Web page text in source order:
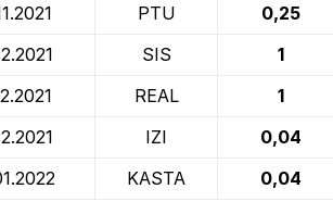
PTU 0,25
SIS 1
REAL 1
IZI 0,04
KASTA 0,04